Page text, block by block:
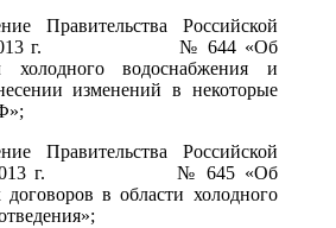
Правительства Российской
г. № 644 «Об
холодного водоснабжения и
изменений в некоторые
Правительства Российской
г. № 645 «Об
в области холодного